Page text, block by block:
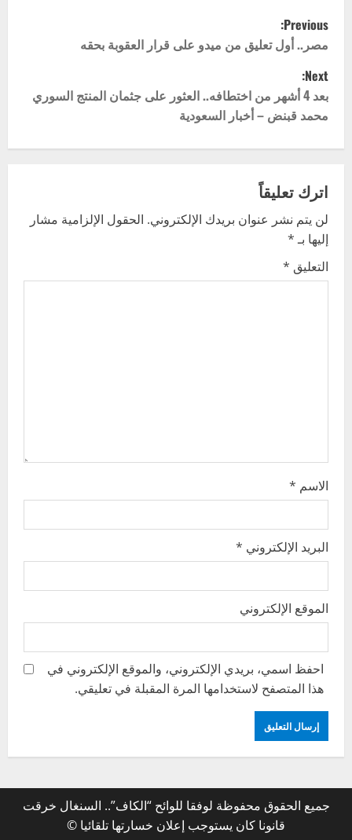
P
o
s
t
n
a
v
i
g
Previous:
مصر.. أول تعليق من ميدو على قرار العقوبة بحقه
Next:
بعد 4 أشهر من اختطافه.. العثور على جثمان المنتج السوري
محمد قبنض – أخبار السعودية
اترك تعليقاً
لن يتم نشر عنوان بريدك الإلكتروني. الحقول الإلزامية مشار
إليها بـ*
التعليق *
الاسم *
البريد الإلكتروني *
الموقع الإلكتروني
احفظ اسمي، بريدي الإلكتروني، والموقع الإلكتروني في
هذا المتصفح لاستخدامها المرة المقبلة في تعليقي.
جميع الحقوق محفوظة لوفقا للوائح “الكاف”.. السنغال خرقت
قانونا كان يستوجب إعلان خسارتها تلقائيا ©